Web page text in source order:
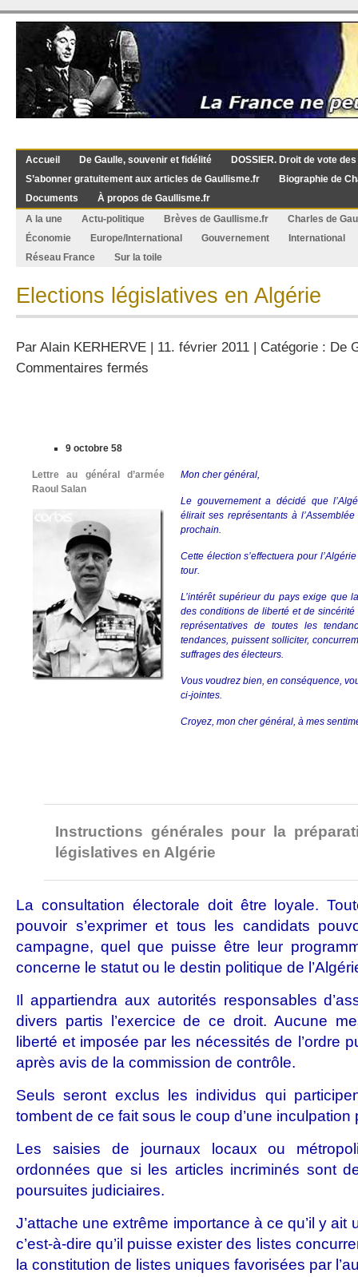
Accueil De Gaulle, souvenir et fidélité
DOSSIER. Droit de vote
S’abonner gratuitement aux articles de Gaullisme.fr
Biographie de
Documents
À propos de Gaullisme.fr
A la une
Actu-politique Brèves de Gaullisme.fr
Charles de
Économie
Europe/International Gouvernement
International
Réseau France
Sur la toile
Elections législatives en Algérie
Par Alain KERHERVE | 11. février 2011 | Catégorie : De
Commentaires fermés
9 octobre 58
Lettre au général d’armée
Raoul Salan
Mon cher général,
Le gouvernement a décidé que
élirait ses représentants à
prochain.
Cette élection s’effectuera pour
tour.
L’intérêt supérieur du pays exige que
des conditions de liberté et de
représentatives de toutes les
tendances, puissent solliciter,
suffrages des électeurs.
Vous voudrez bien, en conséquence,
ci-jointes.
Croyez, mon cher général, à mes
Instructions générales pour la
législatives en Algérie
La consultation électorale doit être loyale.
pouvoir s’exprimer et tous les candidats
campagne, quel que puisse être leur
concerne le statut ou le destin politique de
Il appartiendra aux autorités responsables
divers partis l’exercice de ce droit. Aucune
liberté et imposée par les nécessités de l’ordre
après avis de la commission de contrôle.
Seuls seront exclus les individus qui
tombent de ce fait sous le coup d’une inculpation
Les saisies de journaux locaux ou
ordonnées que si les articles incriminés sont
poursuites judiciaires.
J’attache une extrême importance à ce qu’il y ait
c’est-à-dire qu’il puisse exister des listes
la constitution de listes uniques favorisées par